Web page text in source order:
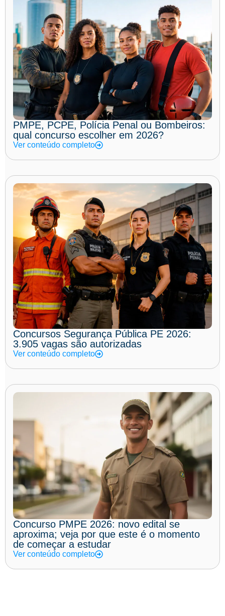
PMPE, PCPE, Polícia Penal ou Bombeiros:
qual concurso escolher em 2026?
Ver conteúdo completo
Concursos Segurança Pública PE 2026:
3.905 vagas são autorizadas
Ver conteúdo completo
Concurso PMPE 2026: novo edital se
aproxima; veja por que este é o momento
de começar a estudar
Ver conteúdo completo